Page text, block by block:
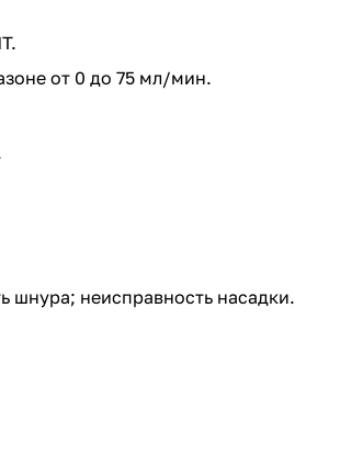
от 0 до 75 мл/мин.
шнура; неисправность насадки.